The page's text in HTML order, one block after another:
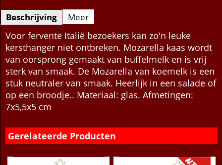
Beschrijving Meer
Voor fervente Italië bezoekers kan zo'n leuke
kersthanger niet ontbreken. Mozarella kaas wordt
van oorsprong gemaakt van buffelmelk en is vrij
sterk van smaak. De Mozarella van koemelk is een
stuk neutraler van smaak. Heerlijk in een salade of
op een broodje.. Materiaal: glas. Afmetingen:
7x5,5x5 cm
Gerelateerde Producten